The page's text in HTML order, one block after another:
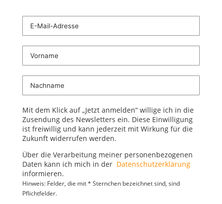
Mit dem Klick auf „Jetzt anmelden“ willige ich in die
Zusendung des Newsletters ein. Diese Einwilligung
ist freiwillig und kann jederzeit mit Wirkung für die
Zukunft widerrufen werden.
Über die Verarbeitung meiner personenbezogenen
Daten kann ich mich in der Datenschutzerklärung
informieren.
Hinweis: Felder, die mit * Sternchen bezeichnet sind, sind
Pflichtfelder.